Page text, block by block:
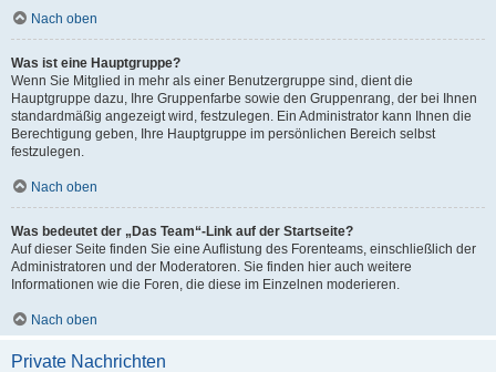
Nach oben
Was ist eine Hauptgruppe?
Wenn Sie Mitglied in mehr als einer Benutzergruppe sind, dient die
Hauptgruppe dazu, Ihre Gruppenfarbe sowie den Gruppenrang, der bei Ihnen
standardmäßig angezeigt wird, festzulegen. Ein Administrator kann Ihnen die
Berechtigung geben, Ihre Hauptgruppe im persönlichen Bereich selbst
festzulegen.
Nach oben
Was bedeutet der „Das Team“-Link auf der Startseite?
Auf dieser Seite finden Sie eine Auflistung des Forenteams, einschließlich der
Administratoren und der Moderatoren. Sie finden hier auch weitere
Informationen wie die Foren, die diese im Einzelnen moderieren.
Nach oben
Private Nachrichten